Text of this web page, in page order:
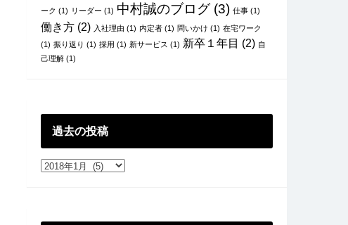
ーク (1) リーダー (1) 中村誠のブログ(3) 仕事(1)
働き方(2) 入社理由 (1) 内定者(1) 問いかけ (1) 在宅ワーク
(1) 振り返り (1) 採用 (1) 新サービス (1) 新卒１年目 (2) 自
己理解(1)
過去の投稿
過